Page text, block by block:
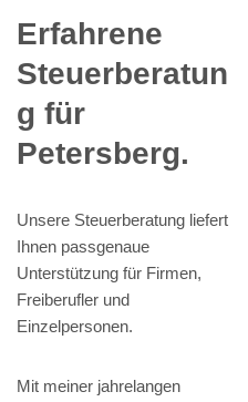
Erfahrene
Steuerberatun
g für
Petersberg.
Unsere Steuerberatung liefert
Ihnen passgenaue
Unterstützung für Firmen,
Freiberufler und
Einzelpersonen.
Mit meiner jahrelangen